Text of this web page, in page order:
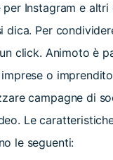
Instagram e
dica. Per
click. Animoto è
o
campagne di
Le
le seguenti: